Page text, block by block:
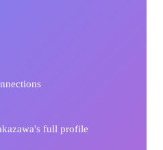
full profile